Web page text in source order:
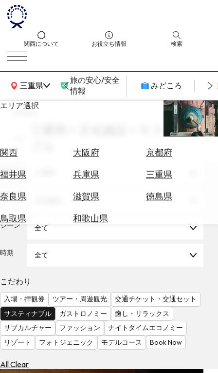
関西について お役立ち情報 検索
三重県
関西広域MAP
旅の安心/安全
情報
みどころ
エリア選択
関西 大阪府
京都府
福井県
兵庫県
三重県
奈良県
滋賀県
徳島県
鳥取県
和歌山県
エ
券
テ
を
る
気
を
見
る
search
三重県 × 文化施設 × サスティナ
エリア
テーマ
シーン 全て
時期 全て
こだわり
入場・拝観券 ツアー・周遊観光
交通チケット・交通セット
サスティナブル
ガストロノミー
癒し・リラックス
サブカルチャー
ファッション
ナイトタイムエコノミー
リゾート
フォトジェニック モデルコース Book Now
All Clear